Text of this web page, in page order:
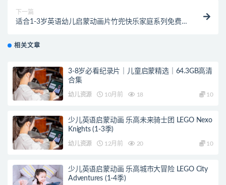
下一篇
适合1-3岁英语幼儿启蒙动画片竹兜快乐家庭系列免费
相关文章
3-8岁必看纪录片｜儿童启蒙精选｜64.3GB高清
合集
幼儿资源 10月前 18 10
少儿英语启蒙动画 乐高未来骑士团 LEGO Nexo
Knights (1-3季)
幼儿资源 12月前 20 10
少儿英语启蒙动画 乐高城市大冒险 LEGO City
Adventures (1-4季)